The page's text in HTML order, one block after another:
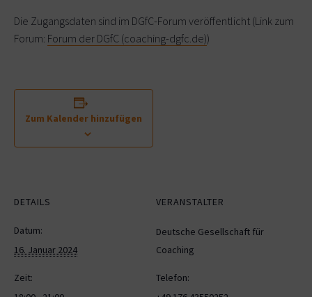
Die Zugangsdaten sind im DGfC-Forum veröffentlicht (Link zum
Forum: Forum der DGfC (coaching-dgfc.de))
Zum Kalender hinzufügen
DETAILS
Datum:
16. Januar 2024
Zeit:
VERANSTALTER
Deutsche Gesellschaft für
Coaching
Telefon: